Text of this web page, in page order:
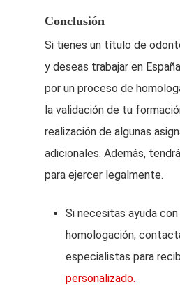
Conclusión
Si tienes un título de
y deseas trabajar en
por un proceso de
la validación de tu
realización de algunas
adicionales. Además,
para ejercer legalmente.
Si necesitas ayuda
homologación,
especialistas para
personalizado.